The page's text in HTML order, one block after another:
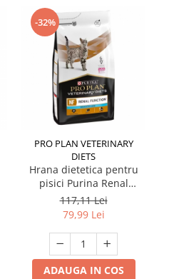
-32%
PRO PLAN VETERINARY
DIETS
Hrana dietetica pentru
pisici Purina Renal
Function Advance Care
1,5 kg
117,11 Lei
79,99 Lei
ADAUGA IN COS